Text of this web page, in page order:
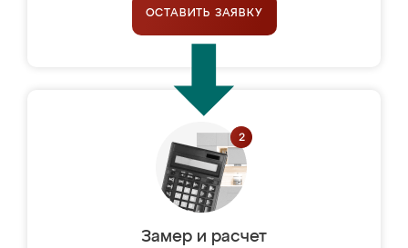
ОСТАВИТЬ ЗАЯВКУ
Замер и расчет